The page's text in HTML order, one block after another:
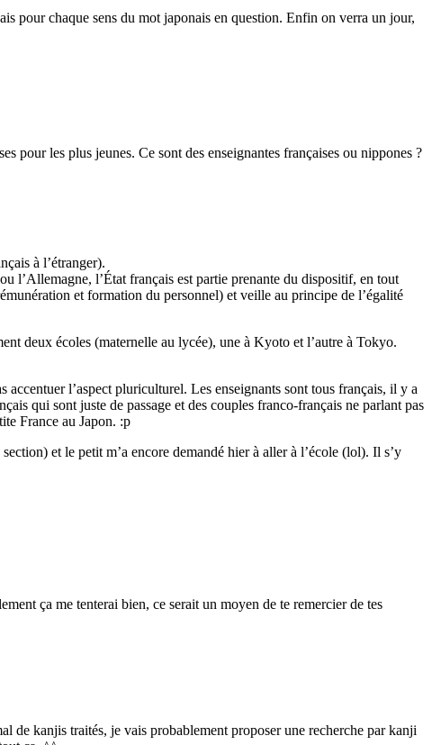
pour chaque sens du mot japonais en question. Enfin on verra un jour,
pour les plus jeunes. Ce sont des enseignantes françaises ou nippones ?
à l’étranger).
l’Allemagne, l’État français est partie prenante du dispositif, en tout
et formation du personnel) et veille au principe de l’égalité
deux écoles (maternelle au lycée), une à Kyoto et l’autre à Tokyo.
accentuer l’aspect pluriculturel. Les enseignants sont tous français, il y a
qui sont juste de passage et des couples franco-français ne parlant pas
France au Japon. :p
et le petit m’a encore demandé hier à aller à l’école (lol). Il s’y
ça me tenterai bien, ce serait un moyen de te remercier de tes
de kanjis traités, je vais probablement proposer une recherche par kanji